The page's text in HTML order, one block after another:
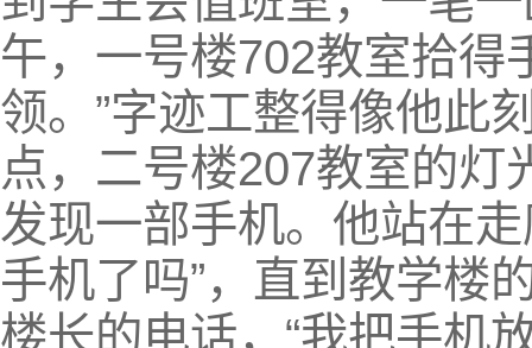
午，一号楼702教室拾得
领。”字迹工整得像他此
点，二号楼207教室的灯
发现一部手机。他站在
手机了吗”，直到教学楼
楼长的电话，“我把手机